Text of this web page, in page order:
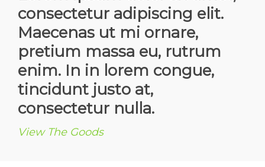
consectetur adipiscing elit.
Maecenas ut mi ornare,
pretium massa eu, rutrum
enim. In in lorem congue,
tincidunt justo at,
consectetur nulla.
View The Goods